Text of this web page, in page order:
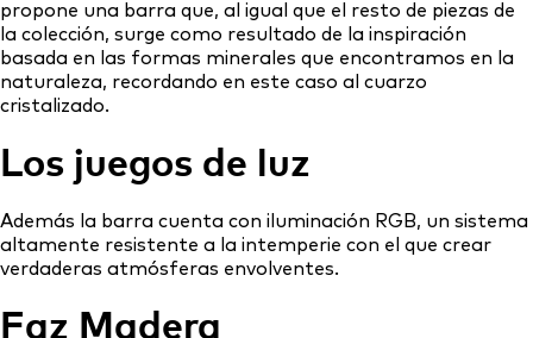
propone una barra que, al igual que el resto de piezas de
la colección, surge como resultado de la inspiración
basada en las formas minerales que encontramos en la
naturaleza, recordando en este caso al cuarzo
cristalizado.
Los juegos de luz
Además la barra cuenta con iluminación RGB, un sistema
altamente resistente a la intemperie con el que crear
verdaderas atmósferas envolventes.
Faz Madera